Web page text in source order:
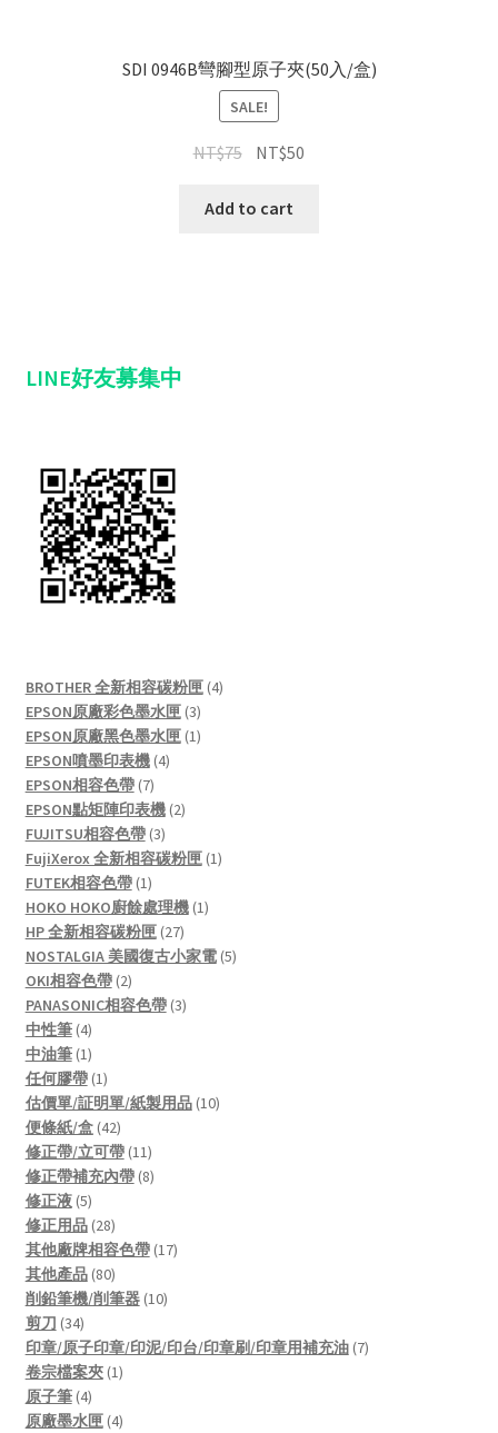
SDI 0946B彎腳型原子夾(50入/盒)
SALE!
NT$75 NT$50
Add to cart
LINE好友募集中
BROTHER 全新相容碳粉匣 44
EPSON原廠彩色墨水匣 33
products
EPSON原廠黑色墨水匣 11
EPSON噴墨印表機 44
EPSON相容色帶 77
products
EPSON點矩陣印表機 22
FUJITSU相容色帶 33
products
FujiXerox 全新相容碳粉匣 11
FUTEK相容色帶 11
product
HOKO HOKO廚餘處理機 11
HP 全新相容碳粉匣 2727
products
NOSTALGIA 美國復古小家電 55
OKI相容色帶 22
products
PANASONIC相容色帶 33
中性筆 44
products
中油筆 11
product
任何膠帶 11
product
估價單/証明單/紙製用品 1010
便條紙/盒 4242
products
修正帶/立可帶 1111
products
修正帶補充內帶 88
修正液 55
products
修正用品 2828
products
其他廠牌相容色帶 1717
其他產品 8080
products
削鉛筆機/削筆器 1010
剪刀 3434
products
印章/原子印章/印泥/印台/印章刷/印章用補充油 77
卷宗檔案夾 11
原子筆 44
products
原廠墨水匣 44